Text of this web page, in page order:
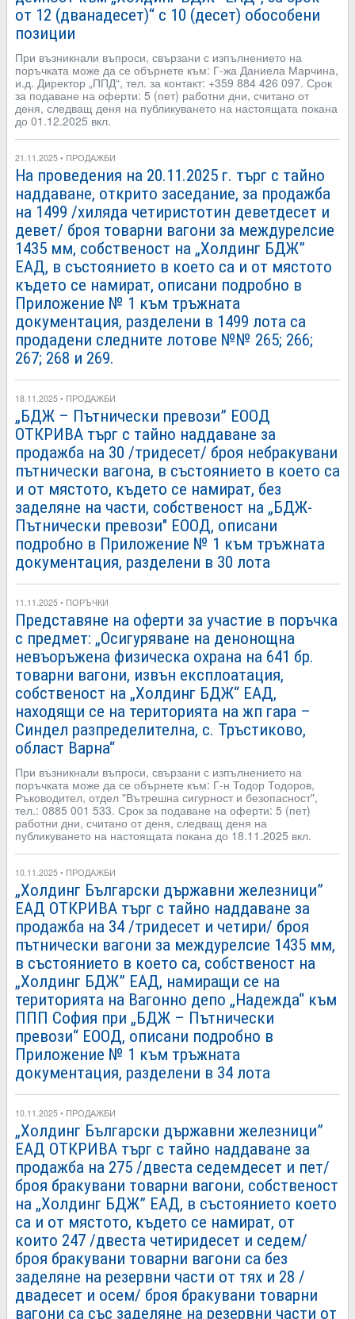
от 12 (дванадесет)“ с 10 (десет) обособени
позиции
При възникнали въпроси, свързани с изпълнението на
поръчката може да се обърнете към: Г-жа Даниела Марчина,
и.д. Директор „ППД“, тел. за контакт: +359 884 426 097. Срок
за подаване на оферти: 5 (пет) работни дни, считано от
деня, следващ деня на публикуването на настоящата покана
до 01.12.2025 вкл.
21.11.2025 • ПРОДАЖБИ
На проведения на 20.11.2025 г. търг с тайно
наддаване, открито заседание, за продажба
на 1499 /хиляда четиристотин деветдесет и
девет/ броя товарни вагони за междурелсие
1435 мм, собственост на „Холдинг БДЖ”
ЕАД, в състоянието в което са и от мястото
където се намират, описани подробно в
Приложение № 1 към тръжната
документация, разделени в 1499 лота са
продадени следните лотове №№ 265; 266;
267; 268 и 269.
18.11.2025 • ПРОДАЖБИ
„БДЖ – Пътнически превози” ЕООД
ОТКРИВА търг с тайно наддаване за
продажба на 30 /тридесет/ броя небракувани
пътнически вагона, в състоянието в което са
и от мястото, където се намират, без
заделяне на части, собственост на „БДЖ-
Пътнически превози" ЕООД, описани
подробно в Приложение № 1 към тръжната
документация, разделени в 30 лота
11.11.2025 • ПОРЪЧКИ
Представяне на оферти за участие в поръчка
с предмет: „Осигуряване на денонощна
невъоръжена физическа охрана на 641 бр.
товарни вагони, извън експлоатация,
собственост на „Холдинг БДЖ“ ЕАД,
находящи се на територията на жп гара –
Синдел разпределителна, с. Тръстиково,
област Варна“
При възникнали въпроси, свързани с изпълнението на
поръчката може да се обърнете към: Г-н Тодор Тодоров,
Ръководител, отдел "Вътрешна сигурност и безопасност",
тел.: 0885 001 533. Срок за подаване на оферти: 5 (пет)
работни дни, считано от деня, следващ деня на
публикуването на настоящата покана до 18.11.2025 вкл.
10.11.2025 • ПРОДАЖБИ
„Холдинг Български държавни железници”
ЕАД ОТКРИВА търг с тайно наддаване за
продажба на 34 /тридесет и четири/ броя
пътнически вагони за междурелсие 1435 мм,
в състоянието в което са, собственост на
„Холдинг БДЖ” ЕАД, намиращи се на
територията на Вагонно депо „Надежда“ към
ППП София при „БДЖ – Пътнически
превози“ ЕООД, описани подробно в
Приложение № 1 към тръжната
документация, разделени в 34 лота
10.11.2025 • ПРОДАЖБИ
„Холдинг Български държавни железници”
ЕАД ОТКРИВА търг с тайно наддаване за
продажба на 275 /двеста седемдесет и пет/
броя бракувани товарни вагони, собственост
на „Холдинг БДЖ” ЕАД, в състоянието което
са и от мястото, където се намират, от
които 247 /двеста четиридесет и седем/
броя бракувани товарни вагони са без
заделяне на резервни части от тях и 28 /
двадесет и осем/ броя бракувани товарни
вагони са със заделяне на резервни части от